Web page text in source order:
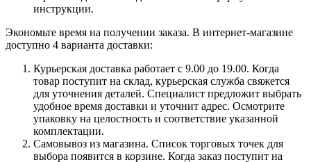
инструкции.
Экономьте время на получении заказа. В интернет-магазине
доступно 4 варианта доставки:
Курьерская доставка работает с 9.00 до 19.00. Когда
товар поступит на склад, курьерская служба свяжется
для уточнения деталей. Специалист предложит выбрать
удобное время доставки и уточнит адрес. Осмотрите
упаковку на целостность и соответствие указанной
комплектации.
Самовывоз из магазина. Список торговых точек для
выбора появится в корзине. Когда заказ поступит на